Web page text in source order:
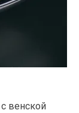
венской